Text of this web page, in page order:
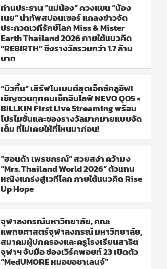
ท่านประธาน “แม่น้อง” ควงแขน “น้อง
เนย” นำทัพสปอนเซอร์ แถลงข่าวจัด
ประกวดเวทีรักษ์โลก Miss & Mister
Earth Thailand 2026 ภายใต้แนวคิด
“REBIRTH” ชิงรางวัลรวมกว่า 1.7 ล้าน
บาท
“บิวกิ้น” เสิร์ฟโมเมนต์สุดเอ็กซ์คลูซีฟ!
เชิญชวนทุกคนเช็กอินไลฟ์ NEVO Q05 ×
BILLKIN First Live Streaming พร้อม
โปรโมชั่นและของรางวัลมากมายแบบจัด
เต็ม ที่ไม่เคยให้ที่ไหนมาก่อน!
“ฮอนด้า เพรชภรณ์” สวยสง่า คว้ามง
“Mrs. Thailand World 2026” ตัวแทน
หญิงแกร่งสู่เวทีโลก ภายใต้แนวคิด Rise
Up Hope
จุฬาลงกรณ์มหาวิทยาลัย, คณะ
แพทยศาสตร์จุฬาลงกรณ์ มหาวิทยาลัย,
สมาคมผู้ปกครองและครูโรงเรียนสาธิต
จุฬาฯ จับมือ ช่องเวิร์คพอยท์ 23 เปิดตัว
“MedUMORE หมอขอชาเลนจ์”